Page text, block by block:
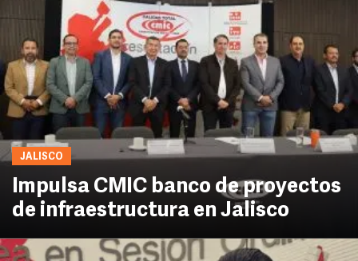
JALISCO
Impulsa CMIC banco de proyectos
de infraestructura en Jalisco